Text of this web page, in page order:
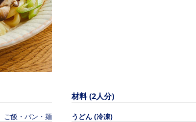
ご飯・パン・麺
材料 (2人分)
うどん (冷凍)